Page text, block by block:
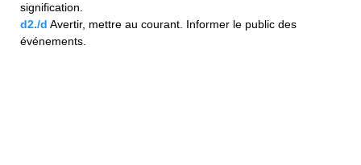
signification.
d2./d Avertir, mettre au courant. Informer le public des
événements.